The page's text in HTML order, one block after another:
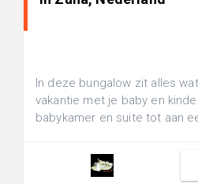
In deze bungalow zit alles
vakantie met je baby en
babykamer en suite tot aan